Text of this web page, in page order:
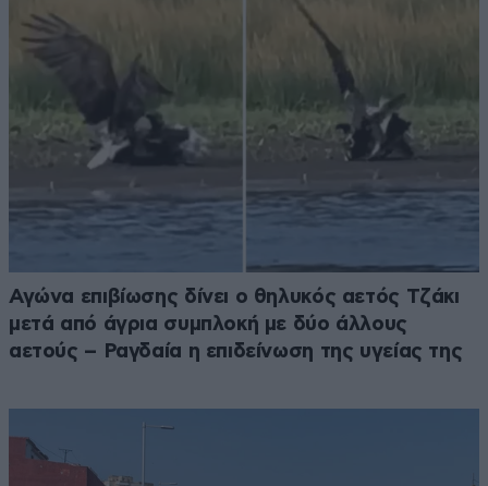
Αγώνα επιβίωσης δίνει ο θηλυκός αετός Τζάκι
μετά από άγρια συμπλοκή με δύο άλλους
αετούς – Ραγδαία η επιδείνωση της υγείας της